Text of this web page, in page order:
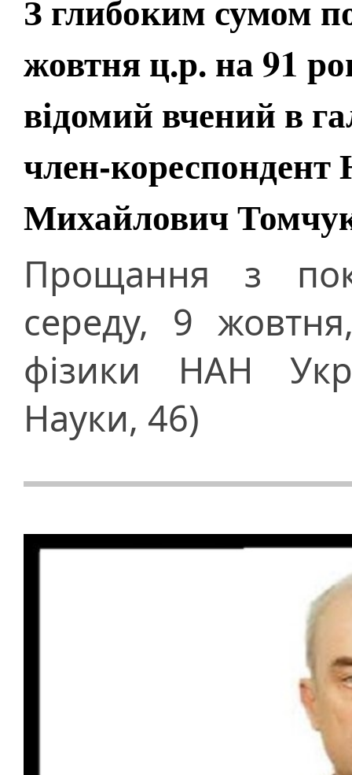
З глибоким сумом
жовтня ц.р. на 91
відомий вчений в
член-
Михайлович
Прощання з
середу, 9
фізики НАН
Науки, 46)